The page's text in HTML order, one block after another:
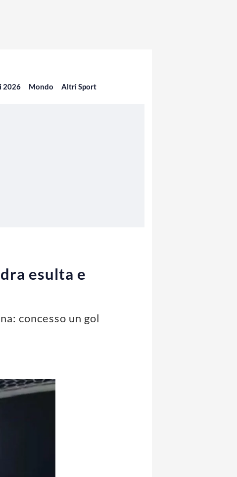
2026 Mondo Altri Sport
esulta e
concesso un gol